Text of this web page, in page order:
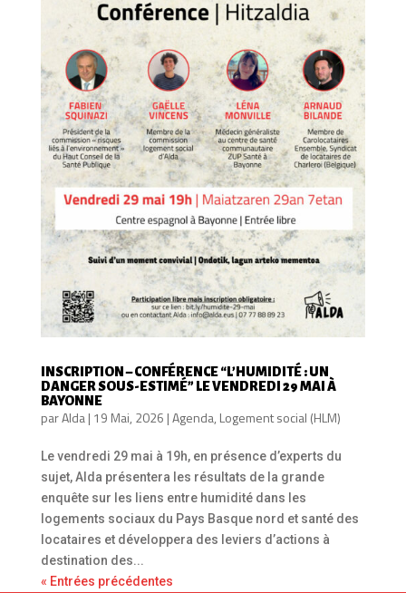
INSCRIPTION – CONFÉRENCE “L’HUMIDITÉ : UN
DANGER SOUS-ESTIMÉ” LE VENDREDI 29 MAI À
BAYONNE
parAlda| 19 Mai, 2026 |Agenda, Logement social (HLM)
Le vendredi 29 mai à 19h, en présence d’experts du
sujet, Alda présentera les résultats de la grande
enquête sur les liens entre humidité dans les
logements sociaux du Pays Basque nord et santé des
locataires et développera des leviers d’actions à
destination des...
« Entrées précédentes